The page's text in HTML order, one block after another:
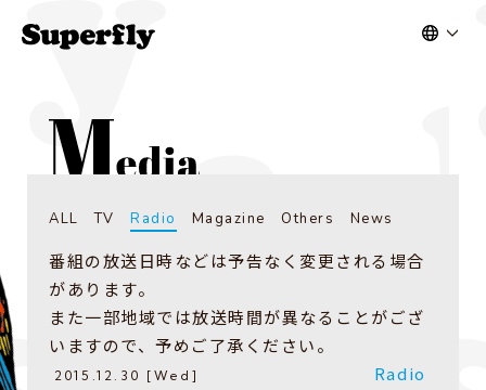
ALL TV Radio Magazine Others News
番組の放送日時などは予告なく変更される場合
があります。
また一部地域では放送時間が異なることがござ
いますので、予めご了承ください。
2015.12.30 [Wed] Radio